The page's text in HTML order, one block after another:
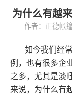
为什么有越
作者：正德帐
如今我们经
例，也有很多企
之多，尤其是淡
来说，为什么有